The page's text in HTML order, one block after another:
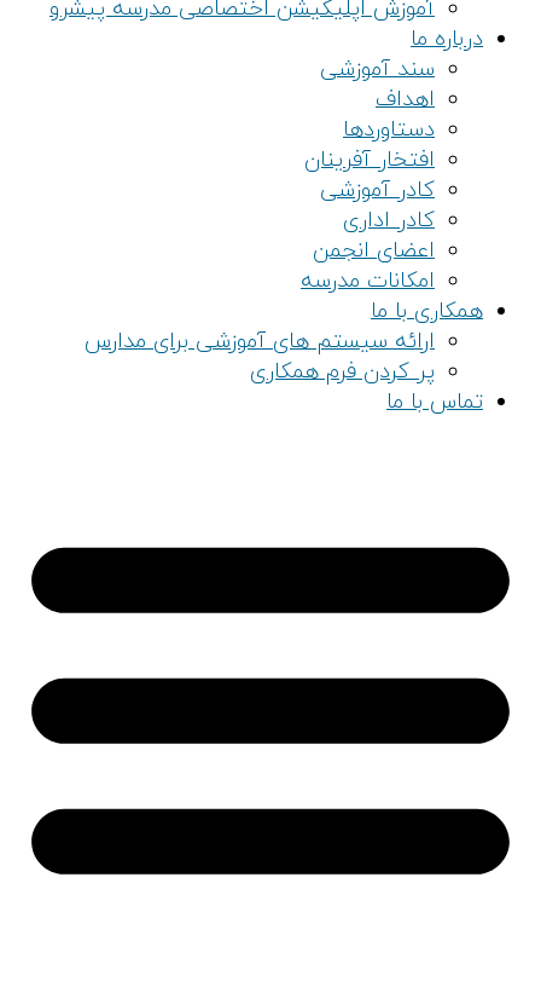
آموزش اپلیکیشن اختصاصی مدرسه پیشرو
درباره ما
سند آموزشی
اهداف
دستاوردها
افتخار آفرینان
کادر آموزشی
کادر اداری
اعضای انجمن
امکانات مدرسه
همکاری با ما
ارائه سیستم های آموزشی برای مدارس
پر کردن فرم همکاری
تماس با ما